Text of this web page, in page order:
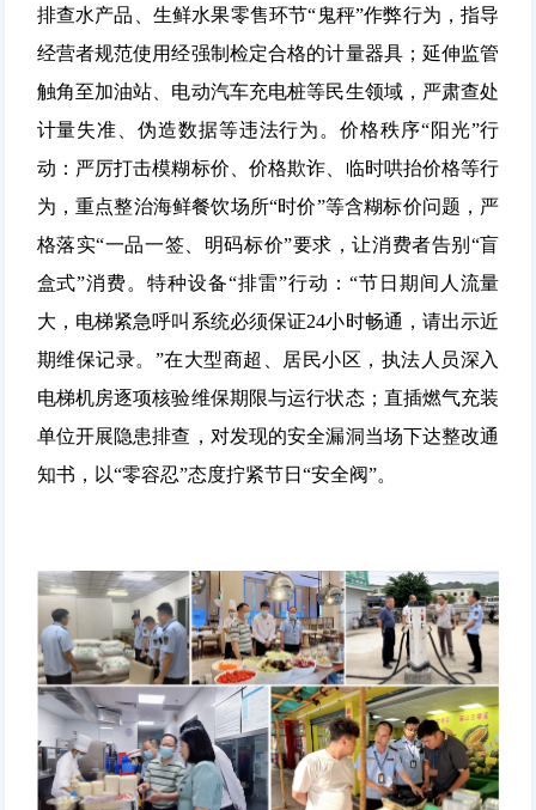
排查水产品、生鲜水果零售环节“鬼秤”作弊行为，指导
经营者规范使用经强制检定合格的计量器具；延伸监管
触角至加油站、电动汽车充电桩等民生领域，严肃查处
计量失准、伪造数据等违法行为。价格秩序“阳光”行
动： 严厉打击模糊标价、价格欺诈、临时哄抬价格等行
为，重点整治海鲜餐饮场所“时价”等含糊标价问题，严
格落实“一品一签、明码标价”要求，让消费者告别“盲
盒式”消费。特种设备“排雷”行动： “节日期间人流量
大，电梯紧急呼叫系统必须保证24小时畅通，请出示近
期维保记录。”在大型商超、居民小区，执法人员深入
电梯机房逐项核验维保期限与运行状态；直插燃气充装
单位开展隐患排查，对发现的安全漏洞当场下达整改通
知书，以“零容忍”态度拧紧节日“安全阀”。